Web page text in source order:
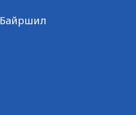
Байршил